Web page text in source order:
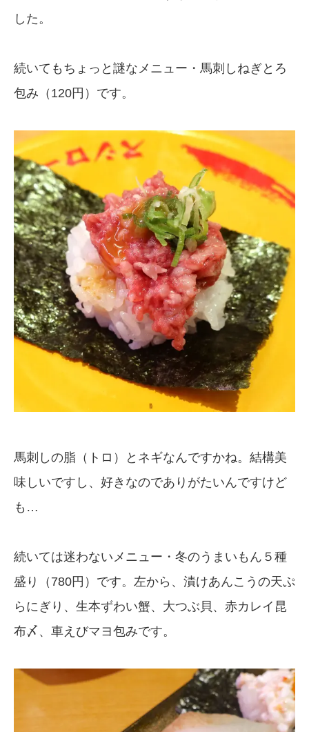
した。
続いてもちょっと謎なメニュー・馬刺しねぎとろ
包み（120円）です。
馬刺しの脂（トロ）とネギなんですかね。結構美
味しいですし、好きなのでありがたいんですけど
も…
続いては迷わないメニュー・冬のうまいもん５種
盛り（780円）です。左から、漬けあんこうの天ぷ
らにぎり、生本ずわい蟹、大つぶ貝、赤カレイ昆
布〆、車えびマヨ包みです。